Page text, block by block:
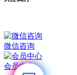
微信咨询
会员中心